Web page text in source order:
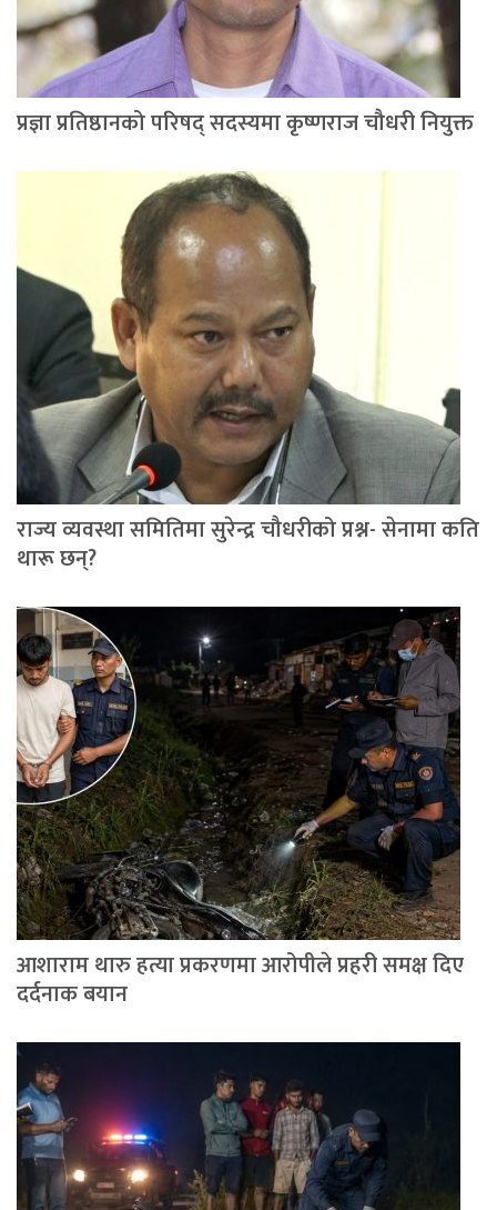
प्रज्ञा प्रतिष्ठानको परिषद् सदस्यमा कृष्णराज चौधरी नियुक्त
राज्य व्यवस्था समितिमा सुरेन्द्र चौधरीको प्रश्न- सेनामा कति
थारू छन्?
आशाराम थारु हत्या प्रकरणमा आरोपीले प्रहरी समक्ष दिए
दर्दनाक बयान